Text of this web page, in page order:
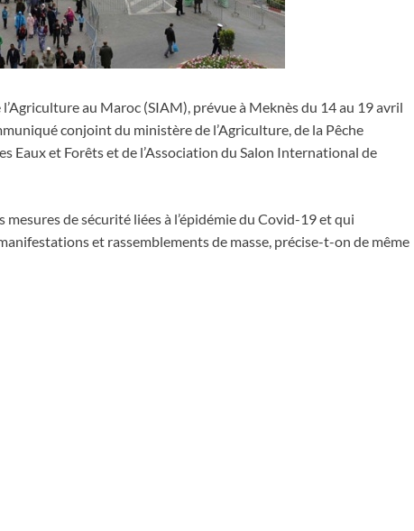
au Maroc (SIAM), prévue à Meknès du 14 au 19 avril
conjoint du ministère de l’Agriculture, de la Pêche
Eaux et Forêts et de l’Association du Salon International de
de sécurité liées à l’épidémie du Covid-19 et qui
et rassemblements de masse, précise-t-on de même